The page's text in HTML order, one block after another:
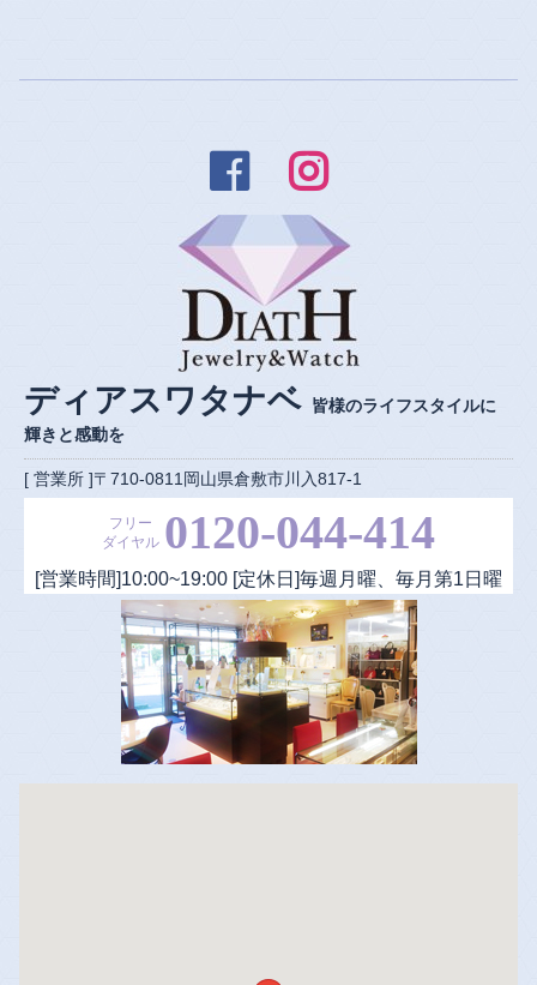
 
ディアスワタナベ 皆様のライフスタイルに
輝きと感動を
[ 営業所 ]〒710-0811岡山県倉敷市川入817-1
フリー
ダイヤル 0120-044-414
[営業時間]10:00~19:00 [定休日]毎週月曜、毎月第1日曜